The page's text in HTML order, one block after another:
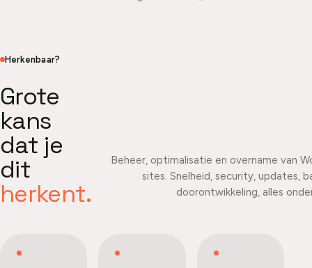
Herkenbaar?
Grote
kans
dat je
dit
herkent.
Beheer, optimalisatie en overname van
sites. Snelheid, security, updates,
doorontwikkeling, alles